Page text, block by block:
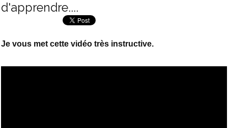
d'apprendre....
Je vous met cette vidéo très instructive.